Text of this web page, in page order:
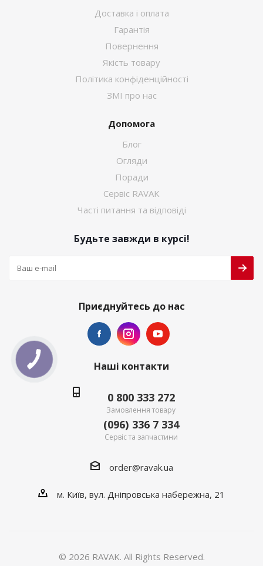
Доставка і оплата
Гарантія
Повернення
Якість товару
Політика конфіденційності
ЗМІ про нас
Допомога
Блог
Огляди
Поради
Сервіс RAVAK
Часті питання та відповіді
Будьте завжди в курсі!
Приєднуйтесь до нас
Наші контакти
0 800 333 272
Замовлення товару
(096) 336 7 334
Сервіс та запчастини
order@ravak.ua
м. Київ, вул. Дніпровська набережна, 21
© 2026 RAVAK. All Rights Reserved.
КНОПКА
ЗВ'ЯЗКУ